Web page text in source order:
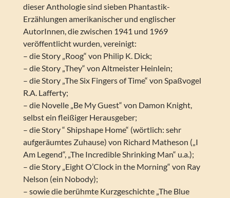
dieser Anthologie sind sieben Phantastik-
Erzählungen amerikanischer und englischer
AutorInnen, die zwischen 1941 und 1969
veröffentlicht wurden, vereinigt:
– die Story „Roog“ von Philip K. Dick;
– die Story „They“ von Altmeister Heinlein;
– die Story „The Six Fingers of Time“ von Spaßvogel
R.A. Lafferty;
– die Novelle „Be My Guest“ von Damon Knight,
selbst ein fleißiger Herausgeber;
– die Story “ Shipshape Home“ (wörtlich: sehr
aufgeräumtes Zuhause) von Richard Matheson („I
Am Legend“, „The Incredible Shrinking Man“ u.a.);
– die Story „Eight O’Clock in the Morning“ von Ray
Nelson (ein Nobody);
– sowie die berühmte Kurzgeschichte „The Blue